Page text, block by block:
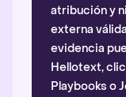
atribución y
externa
evidencia
Hellotext,
Playbooks o